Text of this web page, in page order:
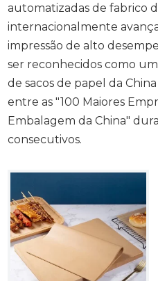
automatizadas de fabrico
internacionalmente
impressão de alto
ser reconhecidos como
de sacos de papel da
entre as "100 Maiores
Embalagem da China"
consecutivos.